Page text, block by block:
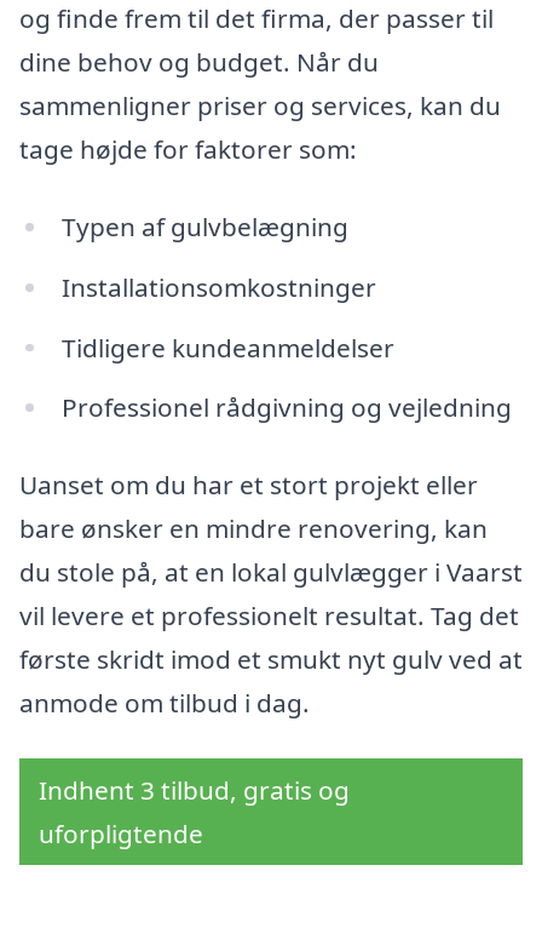
og finde frem til det firma, der passer til
dine behov og budget. Når du
sammenligner priser og services, kan du
tage højde for faktorer som:
Typen af gulvbelægning
Installationsomkostninger
Tidligere kundeanmeldelser
Professionel rådgivning og vejledning
Uanset om du har et stort projekt eller
bare ønsker en mindre renovering, kan
du stole på, at en lokal gulvlægger i Vaarst
vil levere et professionelt resultat. Tag det
første skridt imod et smukt nyt gulv ved at
anmode om tilbud i dag.
Indhent 3 tilbud, gratis og
uforpligtende